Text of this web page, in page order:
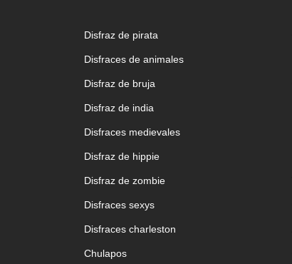
Disfraz de pirata
Disfraces de animales
Disfraz de bruja
Disfraz de india
Disfraces medievales
Disfraz de hippie
Disfraz de zombie
Disfraces sexys
Disfraces charleston
Chulapos